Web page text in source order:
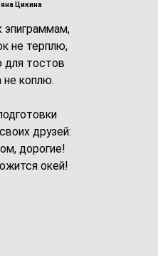
Цикина
эпиграммам,
не терплю,
тостов
не коплю.
друзей:
дорогие!
окей!